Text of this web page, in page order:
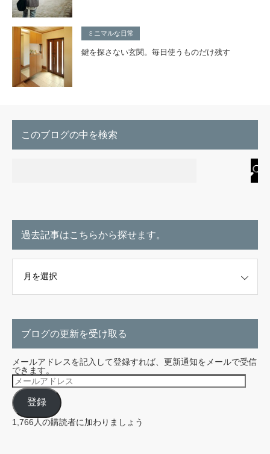
ミニマルな日常
鍵を探さない玄関。毎日使うものだけ残す
このブログの中を検索
過去記事はこちらから探せます。
ブログの更新を受け取る
メールアドレスを記入して登録すれば、更新通知をメールで受信
できます。
メ
ー
ル
ア
ド
レ
ス
登録
1,766人の購読者に加わりましょう